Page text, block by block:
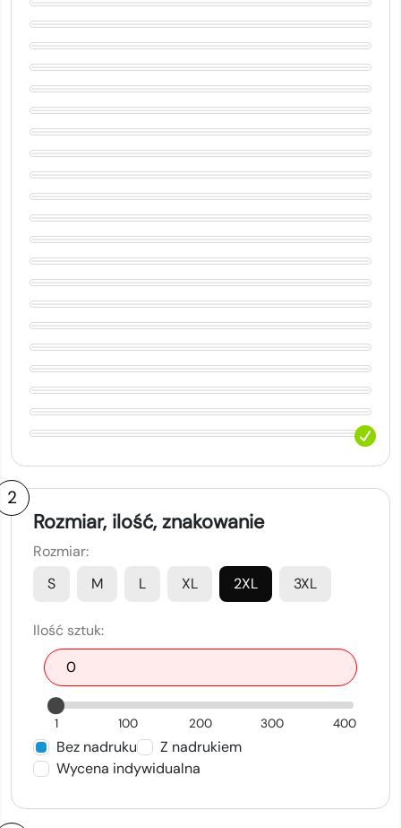
2
Rozmiar, ilość, znakowanie
Rozmiar:
S
M L XL 2XL 3XL
Ilość sztuk:
1 100 200 300 400
Bez nadruku
Z nadrukiem
Wycena indywidualna